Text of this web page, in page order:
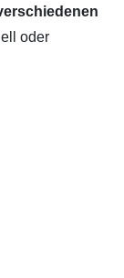
oder